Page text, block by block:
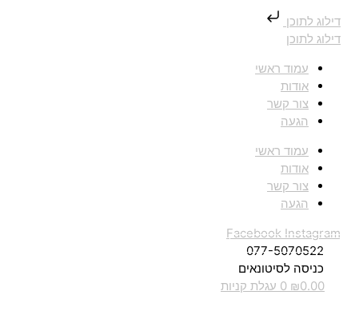
דילוג לתוכן
דילוג לתוכן
עמוד ראשי
אודות
צור קשר
הגעה
עמוד ראשי
אודות
צור קשר
הגעה
Facebook Instagram
077-5070522
כניסה לסיטונאים
₪0.00
0 עגלת קניות